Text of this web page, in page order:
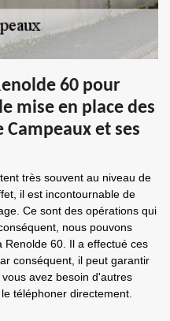
60 pour
mise en place des
Campeaux et ses
très souvent au niveau de
il est incontournable de
Ce sont des opérations qui
nous pouvons
60. Il a effectué ces
conséquent, il peut garantir
avez besoin d'autres
téléphoner directement.